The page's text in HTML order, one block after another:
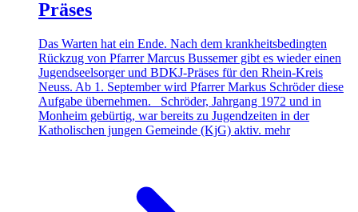
Präses
Das Warten hat ein Ende. Nach dem krankheitsbedingten
Rückzug von Pfarrer Marcus Bussemer gibt es wieder einen
Jugendseelsorger und BDKJ-Präses für den Rhein-Kreis
Neuss. Ab 1. September wird Pfarrer Markus Schröder diese
Aufgabe übernehmen. Schröder, Jahrgang 1972 und in
Monheim gebürtig, war bereits zu Jugendzeiten in der
Katholischen jungen Gemeinde (KjG) aktiv. mehr